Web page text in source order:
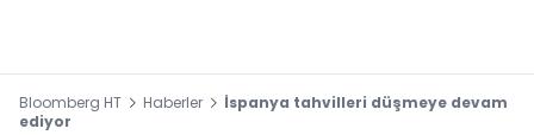
Bloomberg HT Haberler
İspanya tahvilleri düşmeye devam
ediyor